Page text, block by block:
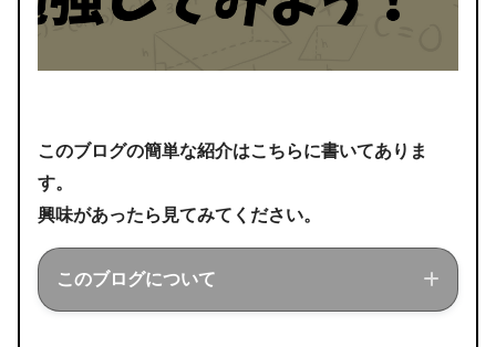
このブログの簡単な紹介はこちらに書いてありま
す。
興味があったら見てみてください。
このブログについて